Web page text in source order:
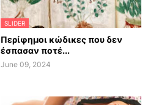
SLIDER
Περίφημοι κώδικες που δεν
έσπασαν ποτέ...
June 09, 2024